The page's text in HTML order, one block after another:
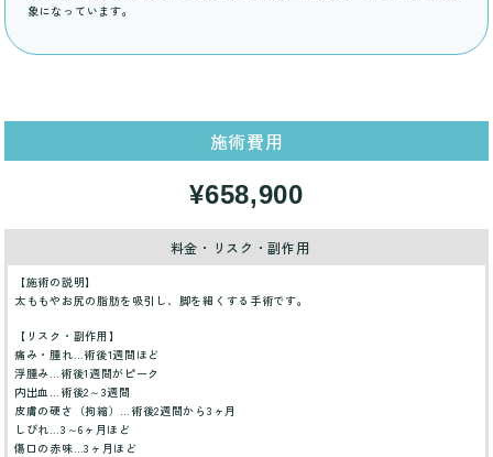
象になっています。
施術費用
¥658,900
料金・リスク・副作用
【施術の説明】
太ももやお尻の脂肪を吸引し、脚を細くする手術です。
【リスク・副作用】
痛み・腫れ…術後1週間ほど
浮腫み…術後1週間がピーク
内出血…術後2～3週間
皮膚の硬さ（拘縮）…術後2週間から3ヶ月
しびれ…3～6ヶ月ほど
傷口の赤味…3ヶ月ほど